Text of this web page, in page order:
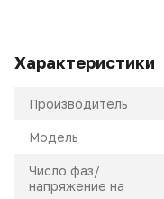
Характеристики
Производитель
Модель
Число фаз/
напряжение на